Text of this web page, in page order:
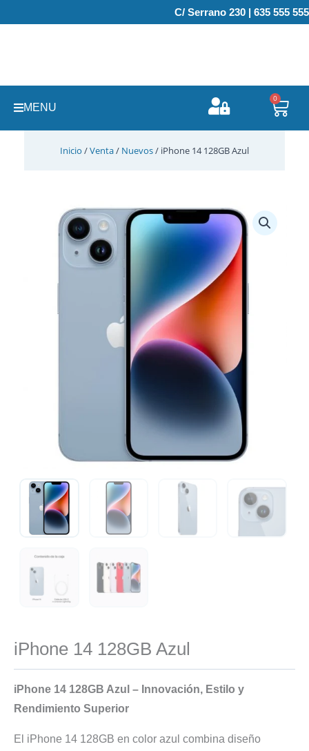
al
C/ Serrano 230 | 635 555 555
MENU
0
Inicio /Venta/ Nuevos/ iPhone 14 128GB Azul
iPhone 14 128GB Azul
iPhone 14 128GB Azul – Innovación, Estilo y
Rendimiento Superior
El iPhone 14 128GB en color azul combina diseño